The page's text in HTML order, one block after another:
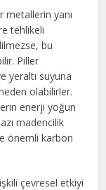
metallerin yanı
tehlikeli
bu
Piller
yeraltı suyuna
olabilirler.
enerji yoğun
madencilik
önemli karbon
çevresel etkiyi